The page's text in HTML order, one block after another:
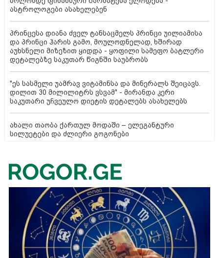
ასტროლოგები ასახელებენ
პრინცესა დიანა ძველ ტანსაცმელს პრინცი უილიამისა
და პრინცი ჰარის გამო, მოულოდნელად, ხშირად
აუხსნელი მიზეზით ყიდდა - ყოფილი სამეფო ბატლერი
დეტალებზე საკუთარ წიგნში საუბრობს
"ეს სასმელი უამრავ ვიტამინსა და მინერალს შეიცავს.
დილით 30 მილილიტრს ვსვამ" - მირანდა კერი
საკუთარი უჩვეულო დიეტის დეტალებს ასახელებს
ახალი თაობა ქართულ მოდაში – ელეგანტური
სილუეტები და ძლიერი გოგონები